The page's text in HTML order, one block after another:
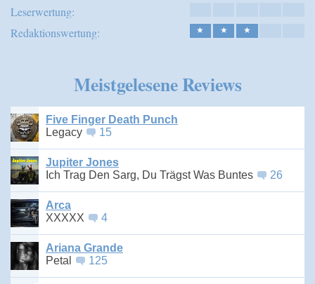
Leserwertung:
Redaktionswertung:
★ ★ ★
Meistgelesene Reviews
Five Finger Death Punch
Legacy
15
Jupiter Jones
Ich Trag Den Sarg, Du Trägst Was Buntes
26
Arca
XXXXX
4
Ariana Grande
Petal
125